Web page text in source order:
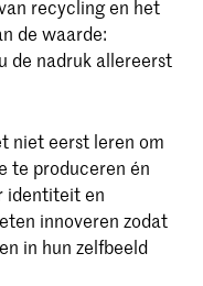
recycling en het
de waarde:
de nadruk allereerst
niet eerst leren om
te produceren én
identiteit en
innoveren zodat
in hun zelfbeeld